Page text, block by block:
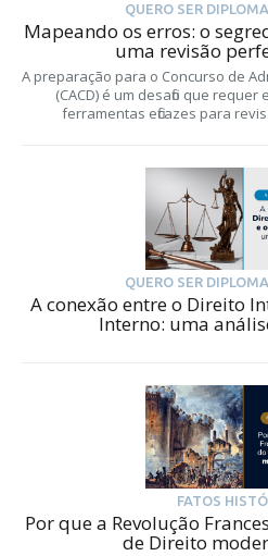
QUERO SER
Mapeando os erros: o
uma revisão
A preparação para o Concurso de
(CACD) é um desafio que
ferramentas eficazes para
QUERO SER
A conexão entre o Direito
Interno: uma
FATOS
Por que a Revolução
de Direito